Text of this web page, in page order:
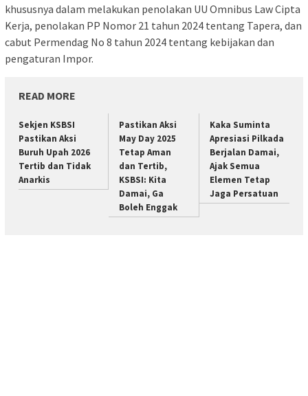
khususnya dalam melakukan penolakan UU Omnibus Law Cipta
Kerja, penolakan PP Nomor 21 tahun 2024 tentang Tapera, dan
cabut Permendag No 8 tahun 2024 tentang kebijakan dan
pengaturan Impor.
READ MORE
Sekjen KSBSI
Pastikan Aksi
Buruh Upah 2026
Tertib dan Tidak
Anarkis
Pastikan Aksi
May Day 2025
Tetap Aman
dan Tertib,
KSBSI: Kita
Damai, Ga
Boleh Enggak
Kaka Suminta
Apresiasi Pilkada
Berjalan Damai,
Ajak Semua
Elemen Tetap
Jaga Persatuan